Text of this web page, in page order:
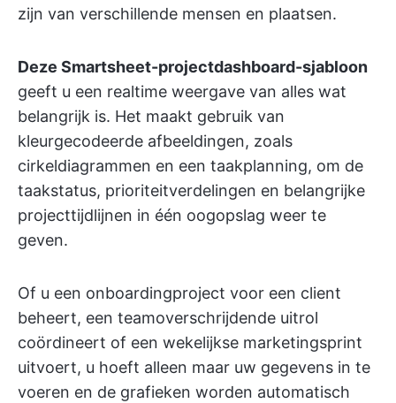
zijn van verschillende mensen en plaatsen.
Deze Smartsheet-projectdashboard-sjabloon
geeft u een realtime weergave van alles wat
belangrijk is. Het maakt gebruik van
kleurgecodeerde afbeeldingen, zoals
cirkeldiagrammen en een taakplanning, om de
taakstatus, prioriteitverdelingen en belangrijke
projecttijdlijnen in één oogopslag weer te
geven.
Of u een onboardingproject voor een client
beheert, een teamoverschrijdende uitrol
coördineert of een wekelijkse marketingsprint
uitvoert, u hoeft alleen maar uw gegevens in te
voeren en de grafieken worden automatisch